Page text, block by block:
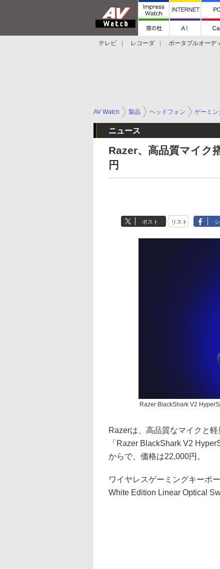
テレビ レコーダ ポータブルオーデ
AV Watch 製品 ヘッドフォン ゲーミン
ニュース
Razer、高品質マイク
円
ポスト リスト
Razer BlackShark V2
Razerは、高品質なマイクと
「Razer BlackShark V2
からで、価格は22,000円。
ワイヤレスゲーミングキーボ
White Edition Linear Optical